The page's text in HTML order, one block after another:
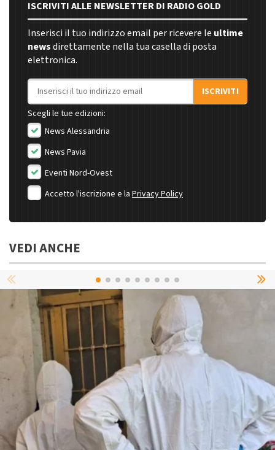
ISCRIVITI ALLE NEWSLETTER DI RADIO GOLD
Inserisci il tuo indirizzo email per ricevere le ultime
newsdirettamente nella tua casella di posta
elettronica.
Indirizzo email
ISCRIVITI
Scegli le tue edizioni:
News Alessandria
News Pavia
Eventi Nord-Ovest
Accetto l'iscrizione e la Privacy Policy
VEDI ANCHE